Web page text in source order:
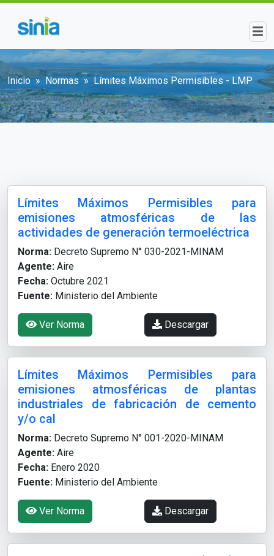
Sobrescribir enlaces de ayuda a la
Inicio Normas Límites Máximos Permisibles - LMP
Límites Máximos Permisibles para
emisiones atmosféricas de las
actividades de generación termoeléctrica
Norma: Decreto Supremo N° 030-2021-MINAM
Agente: Aire
Fecha: Octubre 2021
Fuente: Ministerio del Ambiente
Ver Norma Descargar
Límites Máximos Permisibles para
emisiones atmosféricas de plantas
industriales de fabricación de cemento
y/o cal
Norma: Decreto Supremo N° 001-2020-MINAM
Agente: Aire
Fecha: Enero 2020
Fuente: Ministerio del Ambiente
Ver Norma Descargar